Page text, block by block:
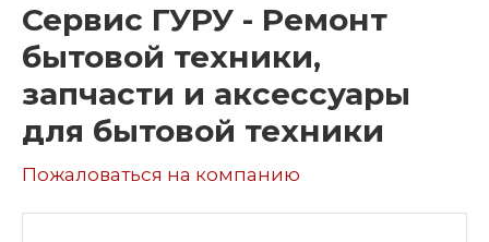
Сервис ГУРУ - Ремонт
бытовой техники,
запчасти и аксессуары
для бытовой техники
Пожаловаться на компанию